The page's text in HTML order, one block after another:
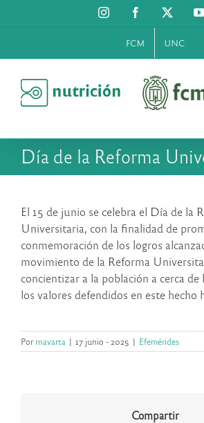
al
InstagramFacebook
FCM UNC
Día de la Reforma
El 15 de junio se celebra el Día de la
Universitaria, con la finalidad de
conmemoración de los logros
movimiento de la Reforma
concientizar a la población a cerca
los valores defendidos en este hecho
Porrnavarta | 17 junio - 2025 | Efemérides
Compartir